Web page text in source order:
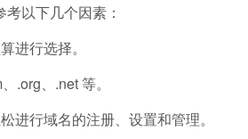
以下几个因素：
进行选择。
.org、.net 等。
进行域名的注册、设置和管理。